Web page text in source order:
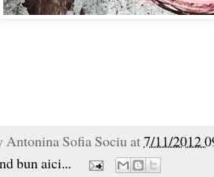
Antonina Sofia Sociu at7/11/2012
bun aici...